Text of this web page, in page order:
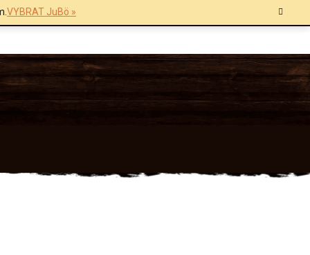
VYBRAT JuBö »